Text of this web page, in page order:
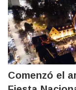
Comenzó el